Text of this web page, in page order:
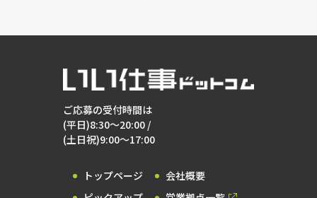
ご応募の受付時間は
(平日)8:30～20:00 /
(土日祝)9:00～17:00
トップページ
会社概要